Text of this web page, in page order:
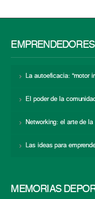
EMPRENDEDORES
La autoeficacia: “motor
El poder de la
Networking: el arte de la
Las ideas para
MEMORIAS